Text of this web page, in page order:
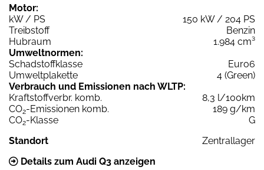
Motor:
kW / PS
150 kW / 204 PS
Treibstoff
Benzin
Hubraum
1.984 cm³
Umweltnormen:
Schadstoffklasse
Euro6
Umweltplakette
4 (Green)
Verbrauch und Emissionen nach WLTP:
Kraftstoffverbr. komb.
8,3 l/100km
CO2-Emissionen komb.
189 g/km
CO2-Klasse
G
Standort
Zentrallager
Details zum Audi Q3 anzeigen